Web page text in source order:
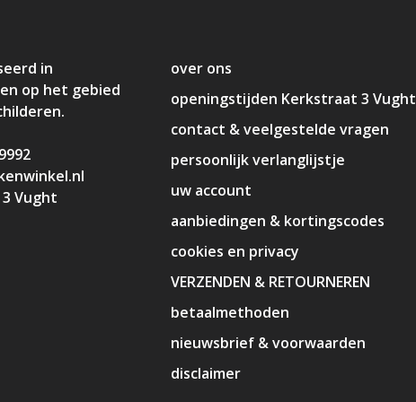
in
op het gebied
Vught
over ons
openingstijden Kerkstraat 3 Vught
contact & veelgestelde vragen
persoonlijk verlanglijstje
uw account
aanbiedingen & kortingscodes
cookies en privacy
VERZENDEN & RETOURNEREN
betaalmethoden
nieuwsbrief & voorwaarden
disclaimer